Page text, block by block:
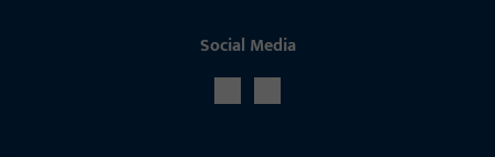
Social Media